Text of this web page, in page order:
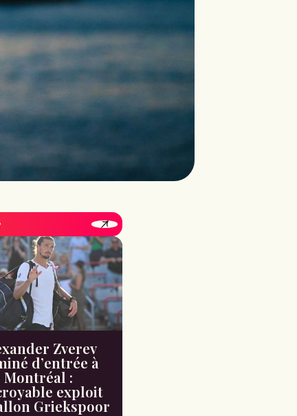
Zverev
d’entrée à
Montréal :
exploit
Griekspoor